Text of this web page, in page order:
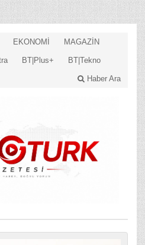
EKONOMİ MAGAZİN
BT|Plus+ BT|Tekno
Haber Ara